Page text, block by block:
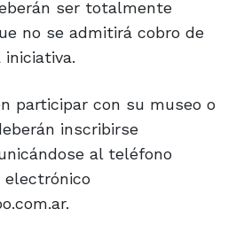
ser totalmente
no se admitirá cobro de
iniciativa.
participar con su museo o
inscribirse
al teléfono
electrónico